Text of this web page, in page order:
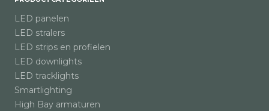
LED panelen
LED stralers
LED strips en profielen
LED downlights
LED tracklights
Smartlighting
High Bay armaturen